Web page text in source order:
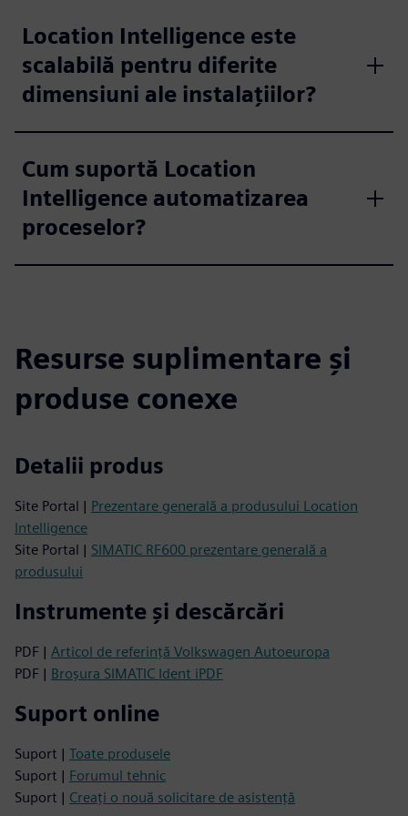
Location Intelligence este
scalabilă pentru diferite
dimensiuni ale instalațiilor?
Cum suportă Location
Intelligence automatizarea
proceselor?
Resurse suplimentare și
produse conexe
Detalii produs
Site Portal | Prezentare generală a produsului Location
Intelligence
Site Portal | SIMATIC RF600 prezentare generală a
produsului
Instrumente și descărcări
PDF | Articol de referință Volkswagen Autoeuropa
PDF | Broșura SIMATIC Ident iPDF
Suport online
Suport | Toate produsele
Suport | Forumul tehnic
Suport | Creați o nouă solicitare de asistență